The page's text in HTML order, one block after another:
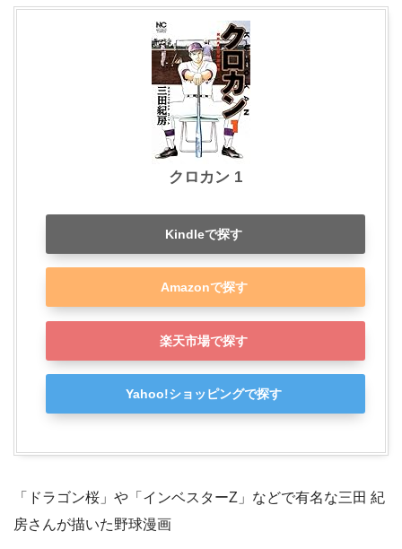
クロカン 1
Kindleで探す
Amazonで探す
楽天市場で探す
Yahoo!ショッピングで探す
「ドラゴン桜」や「インベスターZ」などで有名な三田 紀
房さんが描いた野球漫画